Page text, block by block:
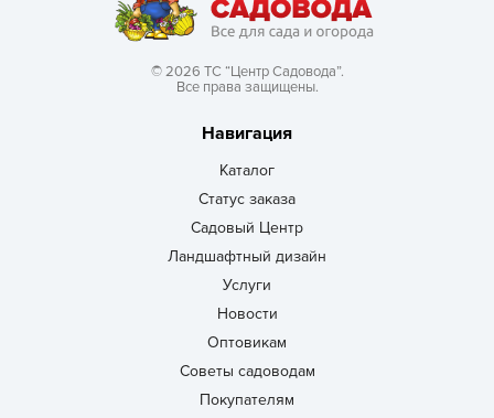
© 2026 ТС “Центр Садовода”.
Все права защищены.
Навигация
Каталог
Статус заказа
Садовый Центр
Ландшафтный дизайн
Услуги
Новости
Оптовикам
Советы садоводам
Покупателям